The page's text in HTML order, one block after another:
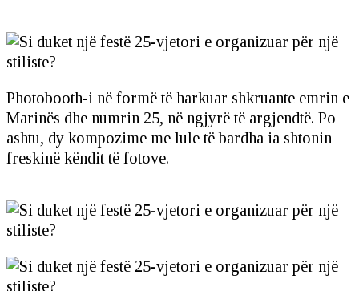
Photobooth-i në formë të harkuar shkruante emrin e
Marinës dhe numrin 25, në ngjyrë të argjendtë. Po
ashtu, dy kompozime me lule të bardha ia shtonin
freskinë këndit të fotove.